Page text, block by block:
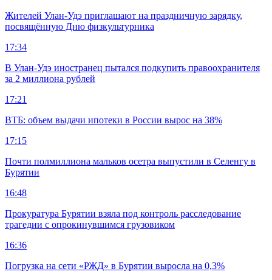
Жителей Улан-Удэ приглашают на праздничную зарядку,
посвящённую Дню физкультурника
17:34
В Улан-Удэ иностранец пытался подкупить правоохранителя
за 2 миллиона рублей
17:21
ВТБ: объем выдачи ипотеки в России вырос на 38%
17:15
Почти полмиллиона мальков осетра выпустили в Селенгу в
Бурятии
16:48
Прокуратура Бурятии взяла под контроль расследование
трагедии с опрокинувшимся грузовиком
16:36
Погрузка на сети «РЖД» в Бурятии выросла на 0,3%